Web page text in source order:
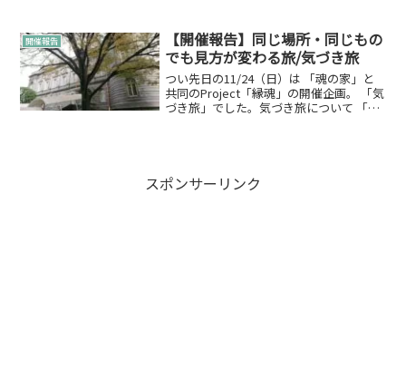
数で開催していこうと決めての開催。換
気な...
開催報告
【開催報告】同じ場所・同じもの
でも見方が変わる旅/気づき旅
つい先日の11/24（日）は 「魂の家」と
共同のProject「縁魂」の開催企画。 「気
づき旅」でした。気づき旅について 「気
スポンサーリンク